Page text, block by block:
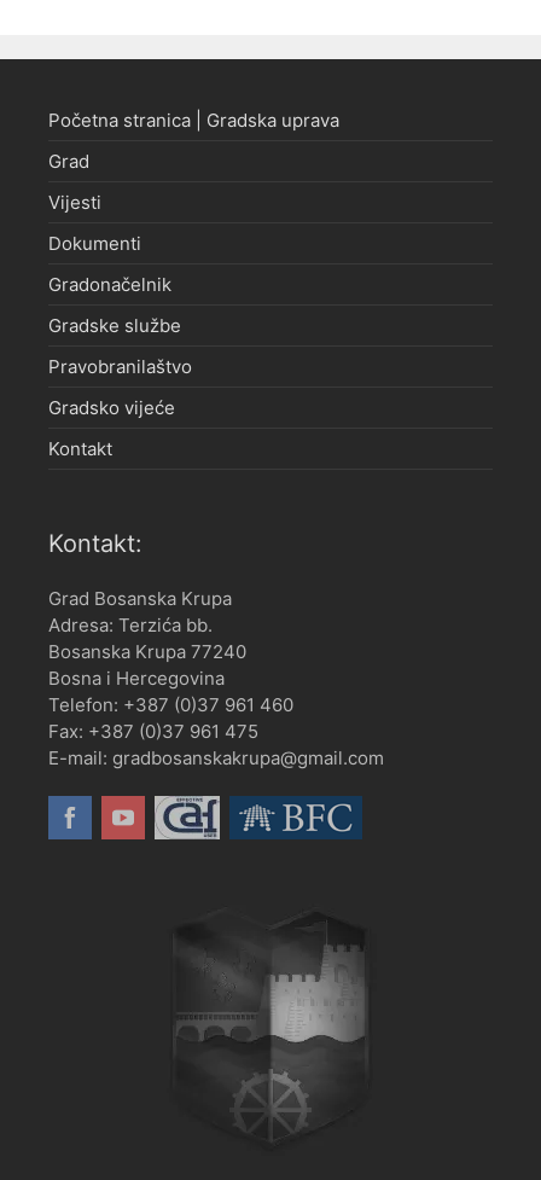
Početna stranica | Gradska uprava
Grad
Vijesti
Dokumenti
Gradonačelnik
Gradske službe
Pravobranilaštvo
Gradsko vijeće
Kontakt
Kontakt:
Grad Bosanska Krupa
Adresa: Terzića bb.
Bosanska Krupa 77240
Bosna i Hercegovina
Telefon: +387 (0)37 961 460
Fax: +387 (0)37 961 475
E-mail: gradbosanskakrupa@gmail.com